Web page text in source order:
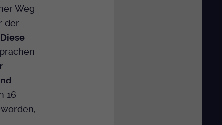
Weg
der
Diese
16